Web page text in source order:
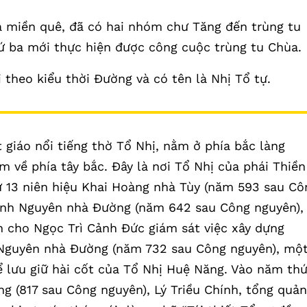
quê, đã có hai nhóm chư Tăng đến trùng tu
mới thực hiện được công cuộc trùng tu Chùa.
theo kiểu thời Đường và có tên là Nhị Tổ tự.
giáo nổi tiếng thờ Tổ Nhị, nằm ở phía bắc làng
về phía tây bắc. Đây là nơi Tổ Nhị của phái Thiền
niên hiệu Khai Hoàng nhà Tùy (năm 593 sau
Nguyên nhà Đường (năm 642 sau Công nguyên),
Ngọc Trì Cảnh Đức giám sát việc xây dựng
nhà Đường (năm 732 sau Công nguyên), một
giữ hài cốt của Tổ Nhị Huệ Năng. Vào năm thứ
(817 sau Công nguyên), Lý Triều Chính, tổng quản